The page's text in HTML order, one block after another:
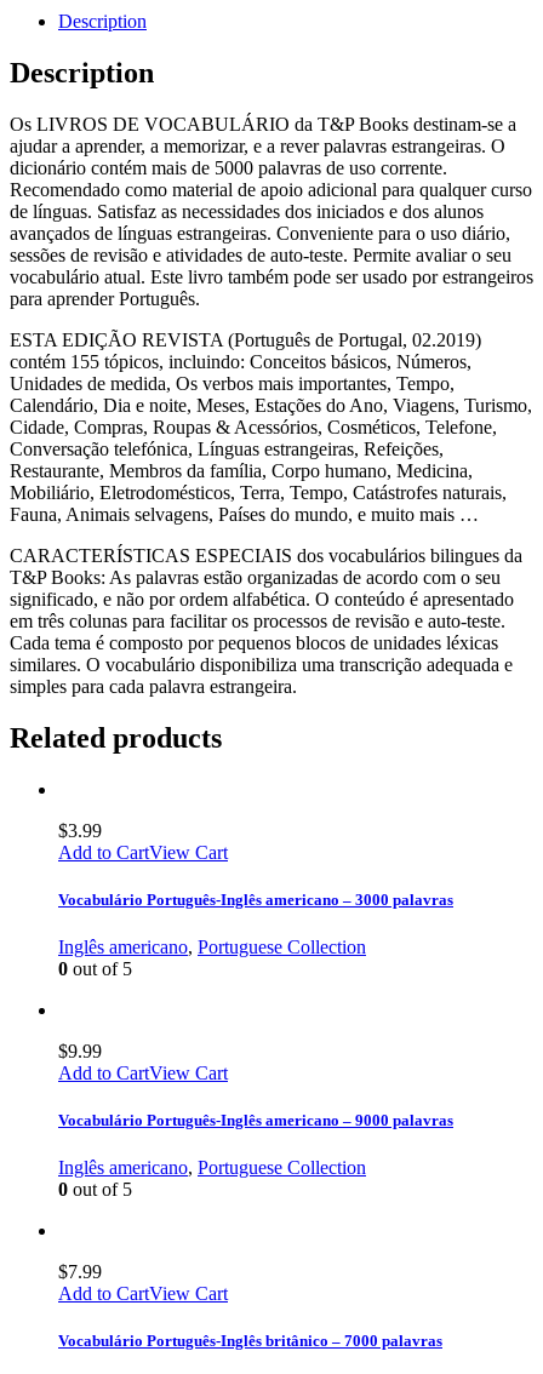
Description
Description
Os LIVROS DE VOCABULÁRIO da T&P Books destinam-se a
ajudar a aprender, a memorizar, e a rever palavras estrangeiras. O
dicionário contém mais de 5000 palavras de uso corrente.
Recomendado como material de apoio adicional para qualquer curso
de línguas. Satisfaz as necessidades dos iniciados e dos alunos
avançados de línguas estrangeiras. Conveniente para o uso diário,
sessões de revisão e atividades de auto-teste. Permite avaliar o seu
vocabulário atual. Este livro também pode ser usado por estrangeiros
para aprender Português.
ESTA EDIÇÃO REVISTA (Português de Portugal, 02.2019)
contém 155 tópicos, incluindo: Conceitos básicos, Números,
Unidades de medida, Os verbos mais importantes, Tempo,
Calendário, Dia e noite, Meses, Estações do Ano, Viagens, Turismo,
Cidade, Compras, Roupas & Acessórios, Cosméticos, Telefone,
Conversação telefónica, Línguas estrangeiras, Refeições,
Restaurante, Membros da família, Corpo humano, Medicina,
Mobiliário, Eletrodomésticos, Terra, Tempo, Catástrofes naturais,
Fauna, Animais selvagens, Países do mundo, e muito mais …
CARACTERÍSTICAS ESPECIAIS dos vocabulários bilingues da
T&P Books: As palavras estão organizadas de acordo com o seu
significado, e não por ordem alfabética. O conteúdo é apresentado
em três colunas para facilitar os processos de revisão e auto-teste.
Cada tema é composto por pequenos blocos de unidades léxicas
similares. O vocabulário disponibiliza uma transcrição adequada e
simples para cada palavra estrangeira.
Related products
$3.99
Add to CartView Cart
Vocabulário Português-Inglês americano – 3000 palavras
Inglês americano, Portuguese Collection
0 out of 5
$9.99
Add to CartView Cart
Vocabulário Português-Inglês americano – 9000 palavras
Inglês americano, Portuguese Collection
0 out of 5
$7.99
Add to CartView Cart
Vocabulário Português-Inglês britânico – 7000 palavras